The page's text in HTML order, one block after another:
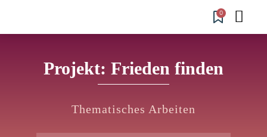
0
Projekt: Frieden finden
Thematisches Arbeiten